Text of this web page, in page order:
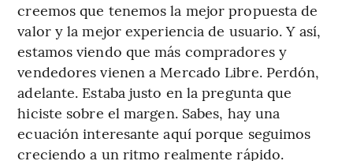
creemos que tenemos la mejor propuesta de
valor y la mejor experiencia de usuario. Y así,
estamos viendo que más compradores y
vendedores vienen a Mercado Libre. Perdón,
adelante. Estaba justo en la pregunta que
hiciste sobre el margen. Sabes, hay una
ecuación interesante aquí porque seguimos
creciendo a un ritmo realmente rápido.